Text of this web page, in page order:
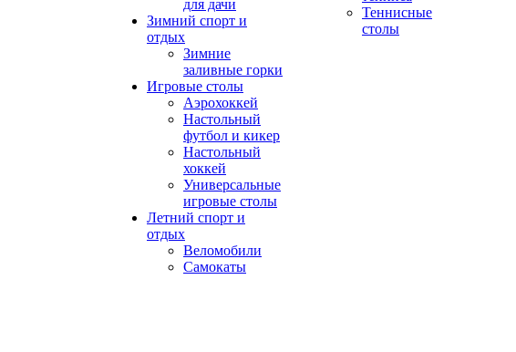
для дачи
Зимний спорт и
отдых
Зимние
заливные горки
Игровые столы
Аэрохоккей
Настольный
футбол и кикер
Настольный
хоккей
Универсальные
игровые столы
Летний спорт и
отдых
Веломобили
Самокаты
Теннисные
столы